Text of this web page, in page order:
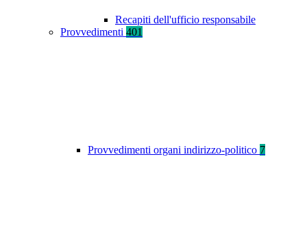
Recapiti dell'ufficio responsabile
Provvedimenti 401
Provvedimenti organi indirizzo-politico 7